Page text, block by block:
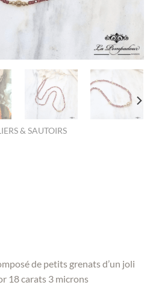
& SAUTOIRS
de petits grenats d’un joli
18 carats 3 microns